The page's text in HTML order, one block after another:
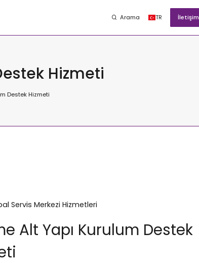
Arama TR İletişim
Hizmeti
Destek Hizmeti
Servis Merkezi Hizmetleri
Alt Yapı Kurulum Destek